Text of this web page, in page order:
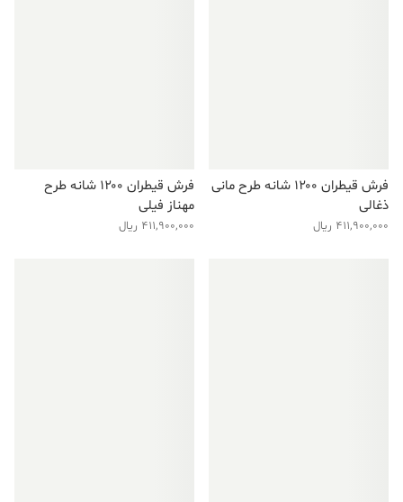
فرش قیطران ۱۲۰۰ شانه طرح مانی
ذغالی
411,900,000 ریال
فرش قیطران ۱۲۰۰ شانه طرح
مهناز فیلی
411,900,000 ریال